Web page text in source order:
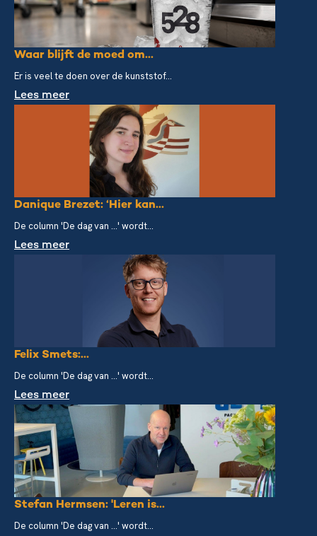
Waar blijft de moed om...
Er is veel te doen over de kunststof...
Lees meer
Danique Brezet: ‘Hier kan...
De column 'De dag van ...' wordt...
Lees meer
Felix Smets:...
De column 'De dag van ...' wordt...
Lees meer
Stefan Hermsen: 'Leren is...
De column 'De dag van ...' wordt...